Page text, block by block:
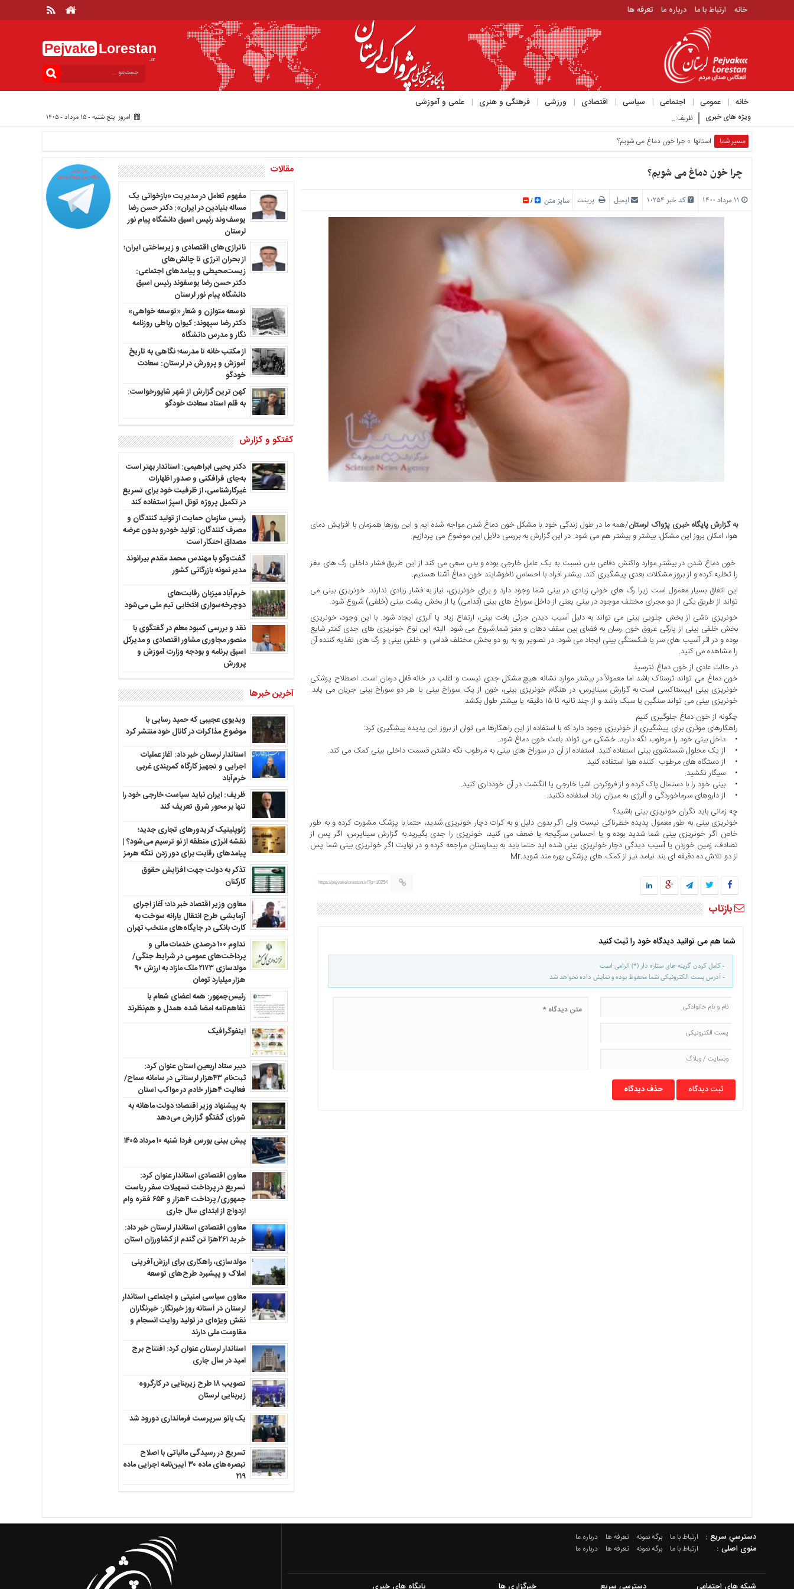
خانه ارتباط با ما درباره ما تعرفه ها
Pejvake Lorestan
.ir
خانه عمومی اجتماعی سیاسی اقتصادی ورزشی فرهنگی و هنری علمی و آموزشی
ارتباط
ویژه های خبری ظریف: ایران نباید سیاست خارجی خود را تنه_ امروز پنج شنبه - ۱۵ مرداد - ۱۴۰۵
مسیر شما استانها » چرا خون دماغ می شویم؟
چرا خون دماغ می شویم؟
کد خبر 10254 ایمیل پرینت سایز متن /
به گزارش پایگاه خبری پژواک لرستان/همه ما در طول زندگی خود با مشکل خون دماغ شدن مواجه شده ایم و این روزها همزمان با افزایش دمای
هوا، امکان بروز این مشکل، بیشتر و بیشتر هم می شود. در این گزارش به بررسی دلایل این موضوع می پردازیم.
خون دماغ شدن در بیشتر موارد واکنش دفاعی بدن نسبت به یک عامل خارجی بوده و بدن سعی می کند از این طریق فشار داخلی رگ های مغز
را تخلیه کرده و از بروز مشکلات بعدی پیشگیری کند. بیشتر افراد با احساس ناخوشایند خون دماغ آشنا هستیم.
این اتفاق بسیار معمول است زیرا رگ های خونی زیادی در بینی شما وجود دارد و برای خونریزی، نیاز به فشار زیادی ندارند. خونریزی بینی می
تواند از طریق یکی از دو مجرای مختلف موجود در بینی یعنی از داخل سوراخ های بینی (قدامی) یا از بخش پشت بینی (خلفی) شروع شود.
خونریزی ناشی از بخش جلویی بینی می تواند به دلیل آسیب دیدن جزئی بافت بینی، ارتفاع زیاد یا آلرژی ایجاد شود. با این وجود، خونریزی
بخش خلفی بینی از پارگی عروق خون رسان به فضای بین سقف دهان و مغز شما شروع می شود. البته این نوع خونریزی های جدی کمتر شایع
بوده و در اثر آسیب های سر یا شکستگی بینی ایجاد می شود. در تصویر رو به رو دو بخش مختلف قدامی و خلفی بینی و رگ های تغذیه کننده آن
را مشاهده می کنید.
در حالت عادی از خون دماغ نترسید
خون دماغ می تواند ترسناک باشد اما معمولاً در بیشتر موارد نشانه هیچ مشکل جدی نیست و اغلب در خانه قابل درمان است. اصطلاح پزشکی
خونریزی بینی اپیستاکسی است.به گزارش سیناپرس، در هنگام خونریزی بینی، خون از یک سوراخ بینی یا هر دو سوراخ بینی جریان می یابد.
خونریزی بینی می تواند سنگین یا سبک باشد و از چند ثانیه تا ۱۵ دقیقه یا بیشتر طول بکشد.
چگونه از خون دماغ جلوگیری کنیم
راهکارهای موثری برای پیشگیری از خونریزی وجود دارد که با استفاده از این راهکارها می توان از بروز این پدیده پیشگیری کرد:
• داخل بینی خود را مرطوب نگه دارید. خشکی می تواند باعث خون دماغ شود.
• از یک محلول شستشوی بینی استفاده کنید. استفاده از آن در سوراخ های بینی به مرطوب نگه داشتن قسمت داخلی بینی کمک می کند.
• از دستگاه های مرطوب کننده هوا استفاده کنید.
• سیگار نکشید.
• بینی خود را با دستمال پاک کرده و از فروکردن اشیا خارجی یا انگشت در آن خودداری کنید.
• از داروهای سرماخوردگی و آلرژی به میزان زیاد استفاده نکنید.
چه زمانی باید نگران خونریزی بینی باشید؟
خونریزی بینی به طور معمول پدیده خطرناکی نیست ولی اگر بدون دلیل و به کرات دچار خونریزی شدید، حتما با پزشک مشورت کرده و به طور
خاص اگر خونریزی بینی شما شدید بوده و یا احساس سرگیجه یا ضعف می کنید، خونریزی را جدی بگیرید.به گزارش سیناپرس، اگر پس از
تصادف، زمین خوردن یا آسیب دیدگی دچار خونریزی بینی شده اید حتما باید به بیمارستان مراجعه کرده و در نهایت اگر خونریزی بینی شما پس
از دو تلاش ده دقیقه ای بند نیامد نیز از کمک های پزشکی بهره مند شوید.Mr
https://pejvakelorestan.ir/?p=10254
بازتاب
شما هم می توانید دیدگاه خود را ثبت کنید
- کامل کردن گزینه های ستاره دار (*) الزامی است
- آدرس پست الکترونیکی شما محفوظ بوده و نمایش داده نخواهد شد
حذف دیدگاه
مقالات
مفهوم تعامل در مدیریت «بازخوانی یک
مساله بنیادین در ایران»: دکتر حسن رضا
یوسف‌وند رئیس اسبق دانشگاه پیام نور
لرستان
ناترازی‌های اقتصادی و زیرساختی ایران؛
از بحران انرژی تا چالش‌های
زیست‌محیطی و پیامدهای اجتماعی:
دکتر حسن رضا یوسفوند رئیس اسبق
دانشگاه پیام نور لرستان
توسعه متوازن و شعار «توسعه خواهی»
دکتر رضا سپهوند: کیوان رباطی روزنامه
نگار و مدرس دانشگاه
از مکتب خانه تا مدرسه؛ نگاهی به تاریخ
آموزش و پرورش در لرستان: سعادت
خودگو
کهن ترین گزارش از شهر شاپورخواست:
به قلم استاد سعادت خودگو
گفتگو و گزارش
دکتر یحیی ابراهیمی: استاندار بهتر است
به‌جای فرافکنی و صدور اظهارات
غیرکارشناسی، از ظرفیت خود برای تسریع
در تکمیل پروژه تونل اسپژ استفاده کند
رئیس سازمان حمایت از تولید کنندگان و
مصرف کنندگان: تولید خودرو بدون عرضه
مصداق احتکار است
گفت‌وگو با مهندس محمد مقدم بیرانوند
مدیر نمونه بازرگانی کشور
خرم‌آباد میزبان رقابت‌های
دوچرخه‌سواری انتخابی تیم ملی می‌شود
نقد و بررسی کمبود معلم در گفتگوی با
منصور مجاوری مشاور اقتصادی و مدیرکل
اسبق برنامه و بودجه وزارت آموزش و
پرورش
آخرین خبرها
ویدیوی عجیبی که حمید رسایی با
موضوع مذاکرات در کانال خود منتشر کرد
استاندار لرستان خبر داد: آغاز عملیات
اجرایی و تجهیز کارگاه کمربندی غربی
خرم‌آباد
ظریف: ایران نباید سیاست خارجی خود را
تنها بر محور شرق تعریف کند
ژئوپلیتیک کریدورهای تجاری جدید؛
نقشه انرژی منطقه‌ از نو ترسیم می‌شود؟ |
پیامدهای رقابت برای دور زدن تنگه هرمز
تذکر به دولت جهت افزایش حقوق
کارکنان ‌
معاون وزیر اقتصاد خبر داد؛ آغاز اجرای
آزمایشی طرح انتقال یارانه سوخت به
کارت بانکی در جایگاه‌های منتخب تهران
تداوم ۱۰۰ درصدی خدمات مالی و
پرداخت‌های عمومی در شرایط جنگی/
مولدسازی ۲۱۷۳ ملک مازاد به ارزش ۹۰
هزار میلیارد تومان
رئیس‌جمهور: همه اعضای شعام با
تفاهم‌نامه امضا شده همدل و هم‌نظرند
اینفوگرافیک
دبیر ستاد اربعین استان عنوان کرد:
ثبت‌نام ۴۳هزار لرستانی در سامانه سماح/
فعالیت ۴هزار خادم در مواکب استان
به پیشنهاد وزیر اقتصاد؛ دولت ماهانه به
شورای گفتگو گزارش می‌دهد
پیش بینی بورس فردا شنبه ۱۰ مرداد ۱۴۰۵
معاون اقتصادی استاندار عنوان کرد:
تسریع در پرداخت تسهیلات سفر ریاست
جمهوری/ پرداخت ۴هزار و ۶۵۴ فقره وام
ازدواج از ابتدای سال جاری
معاون اقتصادی استاندار لرستان خبر داد:
خرید ۲۶۱هزا تن گندم از کشاورزان استان
مولدسازی، راهکاری برای ارزش‌آفرینی
املاک و پیشبرد طرح‌های توسعه
معاون سیاسی امنیتی و اجتماعی استاندار
لرستان در آستانه روز خبرنگار: خبرنگاران
نقش ویژه‌ای در تولید روایت انسجام و
مقاومت ملی دارند
استاندار لرستان عنوان کرد: افتتاح برج
امید در سال جاری
تصویب ۱۸ طرح زیربنایی در کارگروه
زیربنایی لرستان
یک بانو سرپرست فرمانداری دورود شد
تسریع در رسیدگی مالیاتی با اصلاح
تبصره‌های ماده ۳۰ آیین‌نامه اجرایی ماده
۲۱۹
دسترسي سريع : ارتباط با ما برگه نمونه تعرفه ها درباره ما
منوی اصلی : ارتباط با ما برگه نمونه تعرفه ها درباره ما
شبکه های اجتماعی دسترسی سریع خبرگزاری ها پایگاه های خبری